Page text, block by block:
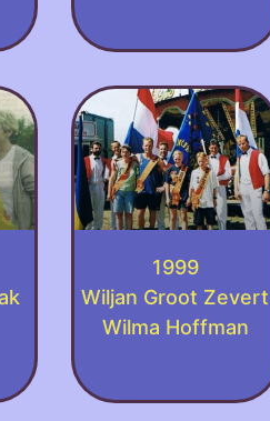
1999
Wiljan Groot Zevert
Wilma Hoffman